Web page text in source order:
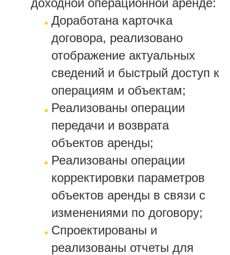
Доработана карточка
договора, реализовано
отображение актуальных
сведений и быстрый доступ к
операциям и объектам;
Реализованы операции
передачи и возврата
объектов аренды;
Реализованы операции
корректировки параметров
объектов аренды в связи с
изменениями по договору;
Спроектированы и
реализованы отчеты для